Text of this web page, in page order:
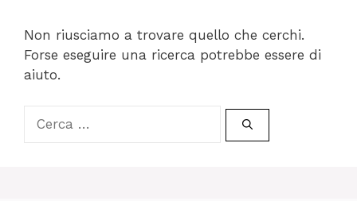
Non riusciamo a trovare quello che cerchi.
Forse eseguire una ricerca potrebbe essere di
aiuto.
per: